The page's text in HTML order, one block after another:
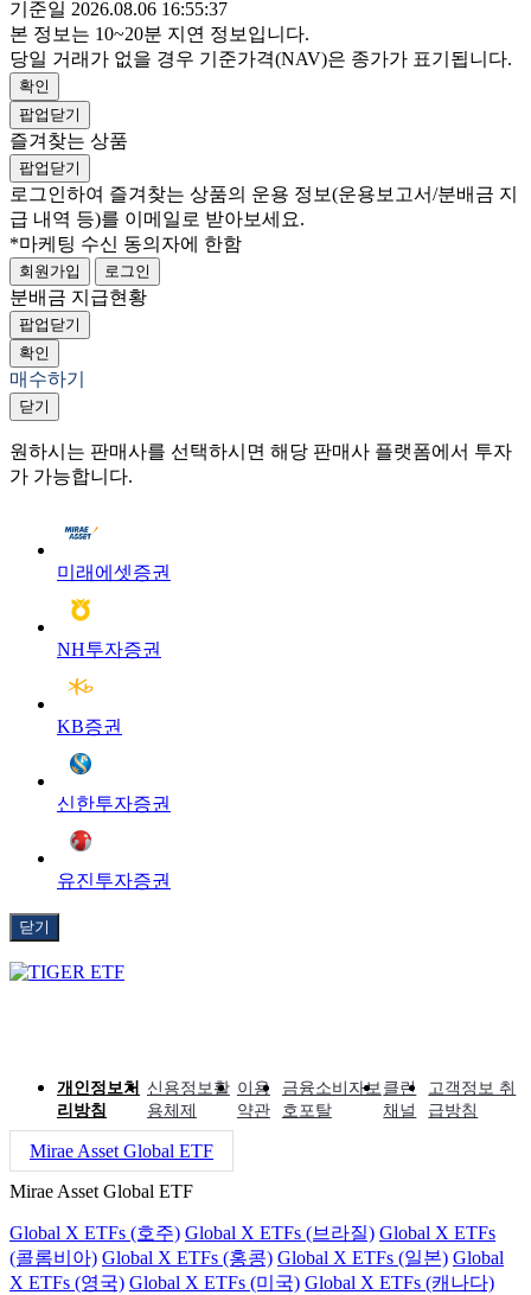
기준일 2026.08.06 16:55:37
본 정보는 10~20분 지연 정보입니다.
당일 거래가 없을 경우 기준가격(NAV)은 종가가 표기됩니다.
확인
팝업닫기
즐겨찾는 상품
팝업닫기
로그인하여 즐겨찾는 상품의 운용 정보(운용보고서/분배금 지
급 내역 등)를 이메일로 받아보세요.
*마케팅 수신 동의자에 한함
회원가입 로그인
분배금 지급현황
팝업닫기
확인
매수하기
닫기
원하시는 판매사를 선택하시면 해당 판매사 플랫폼에서 투자
가 가능합니다.
미래에셋증권
NH투자증권
KB증권
신한투자증권
유진투자증권
닫기
개인정보처
리방침
신용정보활
용체제
이용
약관
금융소비자보
호포탈
클린
채널
고객정보 취
급방침
Mirae Asset Global ETF
Mirae Asset Global ETF
Global X ETFs (호주) Global X ETFs (브라질) Global X ETFs
(콜롬비아) Global X ETFs (홍콩) Global X ETFs (일본) Global
X ETFs (영국) Global X ETFs (미국) Global X ETFs (캐나다)